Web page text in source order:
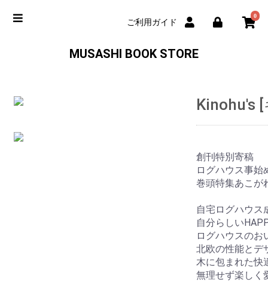
ご利用ガイド
0
MUSASHI BOOK STORE
Kinohu's
創刊特別寄稿
ログハウス事
巻頭特集あこが
自宅ログハウス
自分らしい
ログハウスのお
北欧の性能とデ
木に包まれた快
無理せず楽しく